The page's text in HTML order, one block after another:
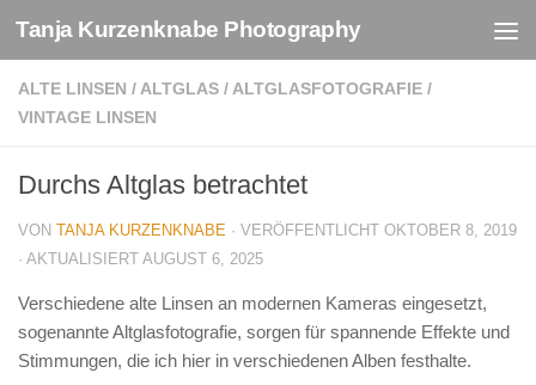
Zum Inhalt springen
Tanja Kurzenknabe Photography
ALTE LINSEN / ALTGLAS / ALTGLASFOTOGRAFIE /
VINTAGE LINSEN
Durchs Altglas betrachtet
VON TANJA KURZENKNABE · VERÖFFENTLICHT OKTOBER 8, 2019
· AKTUALISIERT AUGUST 6, 2025
Verschiedene alte Linsen an modernen Kameras eingesetzt,
sogenannte Altglasfotografie, sorgen für spannende Effekte und
Stimmungen, die ich hier in verschiedenen Alben festhalte.